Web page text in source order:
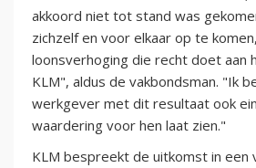
akkoord niet tot stand was
zichzelf en voor elkaar op te
loonsverhoging die recht doet aan
KLM", aldus de vakbondsman. "Ik
werkgever met dit resultaat ook
waardering voor hen laat zien."
KLM bespreekt de uitkomst in een